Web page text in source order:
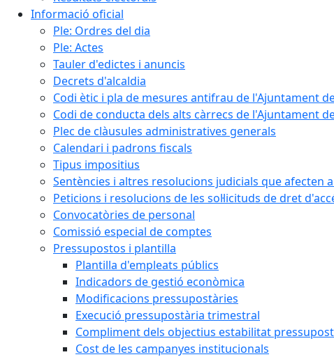
Informació oficial
Ple: Ordres del dia
Ple: Actes
Tauler d'edictes i anuncis
Decrets d'alcaldia
Codi ètic i pla de mesures antifrau de l'Ajuntament
Codi de conducta dels alts càrrecs de l'Ajuntament
Plec de clàusules administratives generals
Calendari i padrons fiscals
Tipus impositius
Sentències i altres resolucions judicials que afecten
Peticions i resolucions de les sol·licituds de dret
Convocatòries de personal
Comissió especial de comptes
Pressupostos i plantilla
Plantilla d'empleats públics
Indicadors de gestió econòmica
Modificacions pressupostàries
Execució pressupostària trimestral
Compliment dels objectius estabilitat
Cost de les campanyes institucionals